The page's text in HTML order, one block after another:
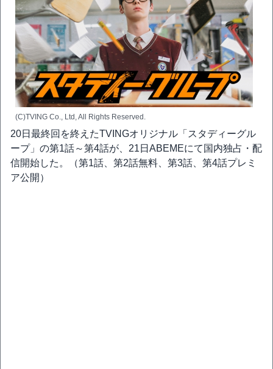
(C)TVING Co., Ltd, All Rights Reserved.
20日最終回を終えたTVINGオリジナル「スタディーグル
ープ」の第1話～第4話が、21日ABEMEにて国内独占・配
信開始した。（第1話、第2話無料、第3話、第4話プレミ
ア公開）